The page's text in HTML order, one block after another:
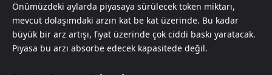
Önümüzdeki aylarda piyasaya sürülecek token miktarı,
mevcut dolaşımdaki arzın kat be kat üzerinde. Bu kadar
büyük bir arz artışı, fiyat üzerinde çok ciddi baskı yaratacak.
Piyasa bu arzı absorbe edecek kapasitede değil.